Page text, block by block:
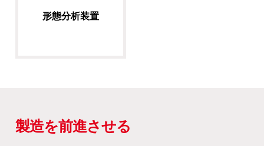
形態分析装置
製造を前進させる